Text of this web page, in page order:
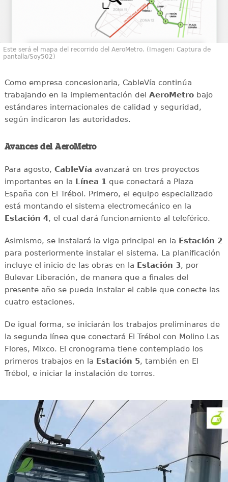
Este será el mapa del recorrido del AeroMetro. (Imagen: Captura de
pantalla/Soy502)
Como empresa concesionaria, CableVía continúa
trabajando en la implementación del AeroMetrobajo
estándares internacionales de calidad y seguridad,
según indicaron las autoridades.
Avances del AeroMetro
Para agosto, CableVía avanzará en tres proyectos
importantes en la Línea 1que conectará a Plaza
España con El Trébol. Primero, el equipo especializado
está montando el sistema electromecánico en la
Estación 4, el cual dará funcionamiento al teleférico.
Asimismo, se instalará la viga principal en la Estación 2
para posteriormente instalar el sistema. La planificación
incluye el inicio de las obras en la Estación 3, por
Bulevar Liberación, de manera que a finales del
presente año se pueda instalar el cable que conecte las
cuatro estaciones.
De igual forma, se iniciarán los trabajos preliminares de
la segunda línea que conectará El Trébol con Molino Las
Flores, Mixco. El cronograma tiene contemplado los
primeros trabajos en la Estación 5, también en El
Trébol, e iniciar la instalación de torres.